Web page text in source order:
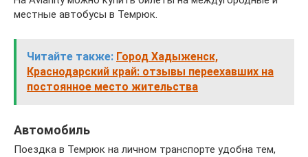
местные автобусы в Темрюк.
Читайте также: Город Хадыженск,
Краснодарский край: отзывы переехавших на
постоянное место жительства
Автомобиль
Поездка в Темрюк на личном транспорте удобна тем,